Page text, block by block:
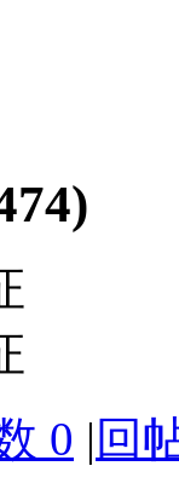
0 | 回